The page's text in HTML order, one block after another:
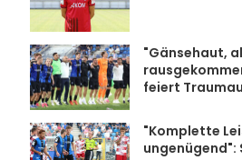
"Gänsehaut,
feiert
"Komplette
ungenügend":